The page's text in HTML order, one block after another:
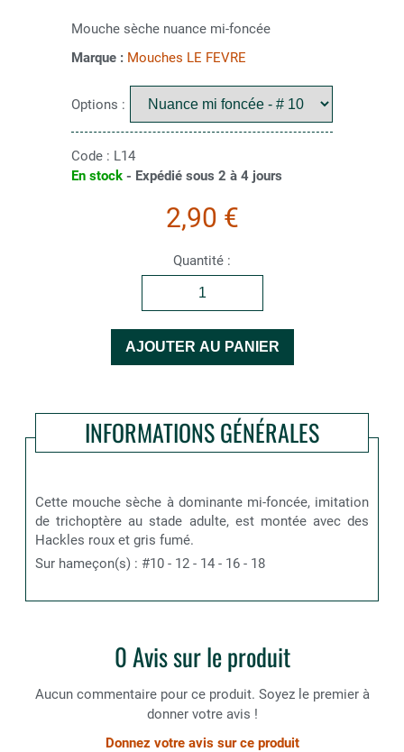
Mouche sèche nuance mi-foncée
Marque : Mouches LE FEVRE
Options :
Code : L14
En stock - Expédié sous 2 à 4 jours
2,90 €
Quantité :
INFORMATIONS GÉNÉRALES
Cette mouche sèche à dominante mi-foncée, imitation
de trichoptère au stade adulte, est montée avec des
Hackles roux et gris fumé.
Sur hameçon(s) : #10 - 12 - 14 - 16 - 18
0 Avis sur le produit
Aucun commentaire pour ce produit. Soyez le premier à
donner votre avis !
Donnez votre avis sur ce produit